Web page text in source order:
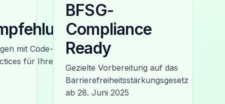
mit Code-
für Ihre
BFSG-
Compliance
Ready
Gezielte Vorbereitung auf das
Barrierefreiheitsstärkungsgesetz
ab 28. Juni 2025